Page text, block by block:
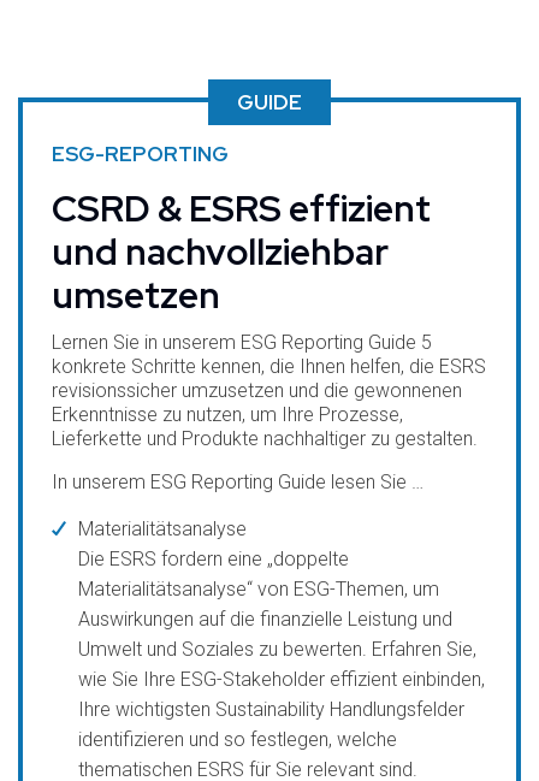
GUIDE
ESG-REPORTING
CSRD & ESRS effizient
und nachvollziehbar
umsetzen
Lernen Sie in unserem ESG Reporting Guide 5
konkrete Schritte kennen, die Ihnen helfen, die ESRS
revisionssicher umzusetzen und die gewonnenen
Erkenntnisse zu nutzen, um Ihre Prozesse,
Lieferkette und Produkte nachhaltiger zu gestalten.
In unserem ESG Reporting Guide lesen Sie …
Materialitätsanalyse
Die ESRS fordern eine „doppelte
Materialitätsanalyse“ von ESG-Themen, um
Auswirkungen auf die finanzielle Leistung und
Umwelt und Soziales zu bewerten. Erfahren Sie,
wie Sie Ihre ESG-Stakeholder effizient einbinden,
Ihre wichtigsten Sustainability Handlungsfelder
identifizieren und so festlegen, welche
thematischen ESRS für Sie relevant sind.